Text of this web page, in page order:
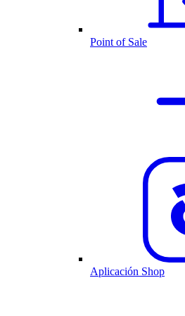
Point of Sale
Aplicación Shop